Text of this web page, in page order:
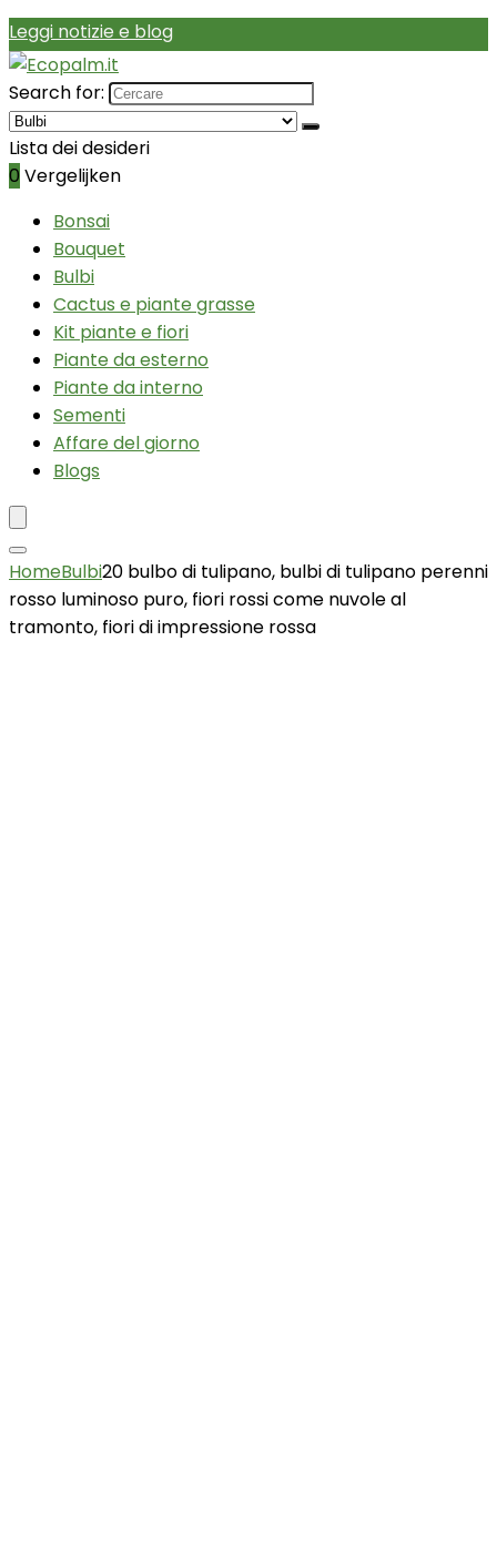
Leggi notizie e blog
Search for:
Lista dei desideri
0 Vergelijken
Bonsai
Bouquet
Bulbi
Cactus e piante grasse
Kit piante e fiori
Piante da esterno
Piante da interno
Sementi
Affare del giorno
Blogs
HomeBulbi20 bulbo di tulipano, bulbi di tulipano perenni
rosso luminoso puro, fiori rossi come nuvole al
tramonto, fiori di impressione rossa